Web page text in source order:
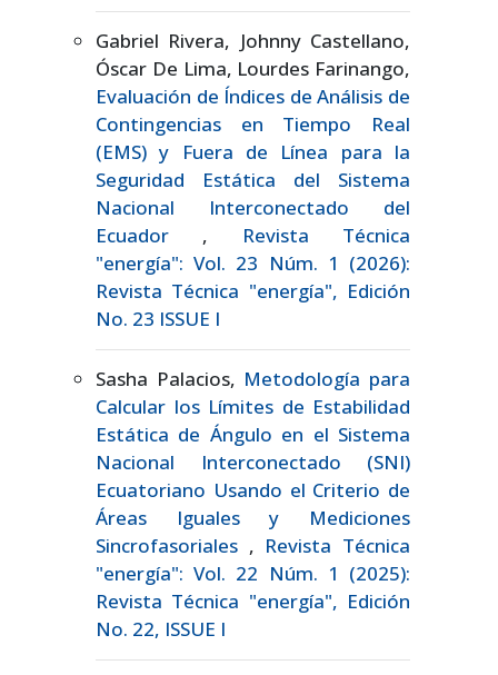
Gabriel Rivera, Johnny Castellano,
Óscar De Lima, Lourdes Farinango,
Evaluación de Índices de Análisis de
Contingencias en Tiempo Real
(EMS) y Fuera de Línea para la
Seguridad Estática del Sistema
Nacional Interconectado del
Ecuador ,
Revista Técnica
"energía": Vol. 23 Núm. 1 (2026):
Revista Técnica "energía", Edición
No. 23 ISSUE I
Sasha Palacios, Metodología para
Calcular los Límites de Estabilidad
Estática de Ángulo en el Sistema
Nacional Interconectado (SNI)
Ecuatoriano Usando el Criterio de
Áreas Iguales y Mediciones
Sincrofasoriales , Revista Técnica
"energía": Vol. 22 Núm. 1 (2025):
Revista Técnica "energía", Edición
No. 22, ISSUE I